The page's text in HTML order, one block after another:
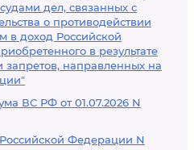
дел, связанных с
о противодействии
в доход Российской
в результате
направленных на
ВС РФ от 01.07.2026 N
Федерации N